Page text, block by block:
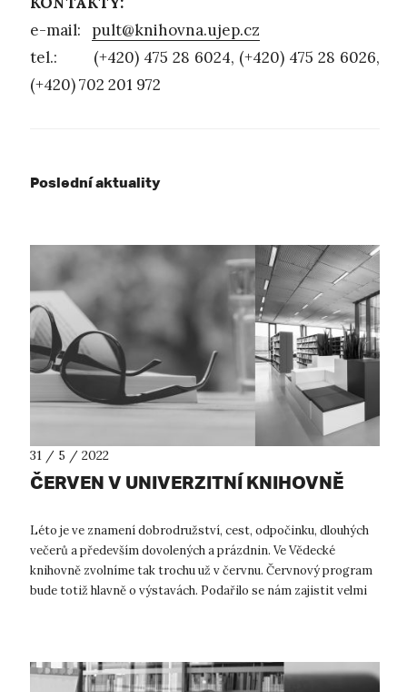
e-mail: pult@knihovna.ujep.cz
tel.: (+420) 475 28 6024, (+420) 475 28 6026,
(+420) 702 201 972
Poslední aktuality
31 / 5 / 2022
ČERVEN V UNIVERZITNÍ KNIHOVNĚ
Léto je ve znamení dobrodružství, cest, odpočinku, dlouhých
večerů a především dovolených a prázdnin. Ve Vědecké
knihovně zvolníme tak trochu už v červnu. Červnový program
bude totiž hlavně o výstavách. Podařilo se nám zajistit velmi